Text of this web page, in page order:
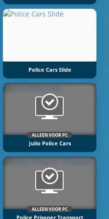
Police Cars Slide
ALLEEN VOOR PC
Julio Police Cars
ALLEEN VOOR PC
Police Prisoner Transport